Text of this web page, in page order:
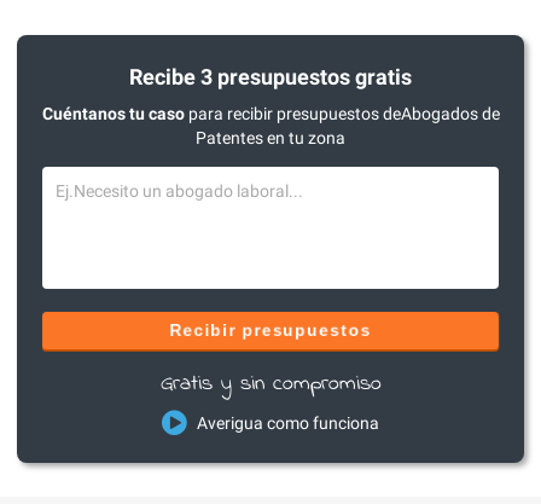
Recibe 3 presupuestos gratis
Cuéntanos tu casopara recibir presupuestos deAbogados de
Patentes en tu zona
Recibir presupuestos
Gratis y sin compromiso
Averigua como funciona